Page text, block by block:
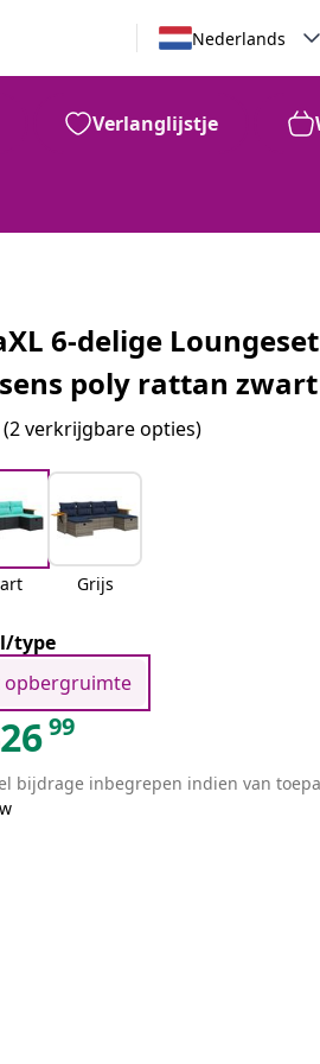
Nederlands
Verlanglijstje
6-delige
poly rattan zwart
(2 verkrijgbare opties)
Grijs
type
opbergruimte
99
bijdrage inbegrepen indien van